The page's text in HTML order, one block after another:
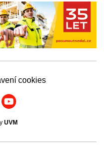
cookies
UVM